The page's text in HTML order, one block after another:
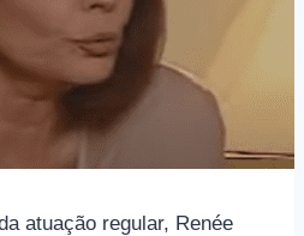
atuação regular, Renée